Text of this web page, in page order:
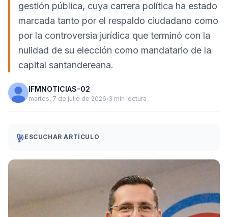
gestión pública, cuya carrera política ha estado
marcada tanto por el respaldo ciudadano como
por la controversia jurídica que terminó con la
nulidad de su elección como mandatario de la
capital santandereana.
IFMNOTICIAS-02
martes, 7 de julio de 2026 3 min lectura
ESCUCHAR ARTÍCULO